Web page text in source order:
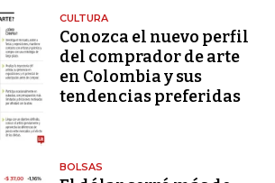
CULTURA
Conozca el nuevo perfil
del comprador de arte
en Colombia y sus
tendencias preferidas
BOLSAS